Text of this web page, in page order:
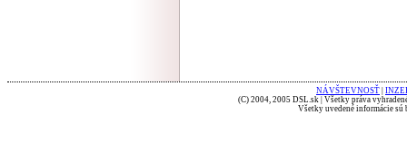
NÁVŠTEVNOSŤ
(C) 2004, 2005 DSL.sk | Všetky práva
Všetky uvedené informácie sú